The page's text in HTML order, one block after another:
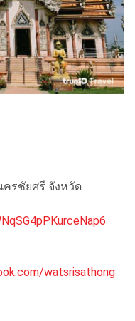
ครชัยศรี จังหวัด
watsrisathong